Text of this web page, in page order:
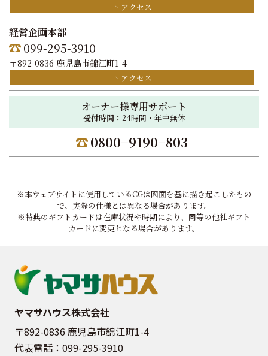
アクセス
経営企画本部
099-295-3910
〒892-0836 鹿児島市錦江町1-4
アクセス
オーナー様専用サポート
受付時間： 24時間・年中無休
0800−9190−803
※本ウェブサイトに使用しているCGは図面を基に描き起こしたもの
で、実際の仕様とは異なる場合があります。
※特典のギフトカードは在庫状況や時期により、同等の他社ギフト
カードに変更となる場合があります。
ヤマサハウス株式会社
〒892-0836 鹿児島市錦江町1-4
代表電話： 099-295-3910